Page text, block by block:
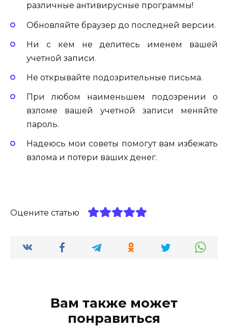
различные антивирусные программы!
Обновляйте браузер до последней версии.
Ни с кем не делитесь именем
вашей
учетной записи.
Не открывайте подозрительные письма.
При любом наименьшем подозрении о
взломе вашей учетной записи меняйте
пароль.
Надеюсь мои советы помогут вам избежать
взлома и потери ваших денег.
Оцените статью
Вам также может
понравиться